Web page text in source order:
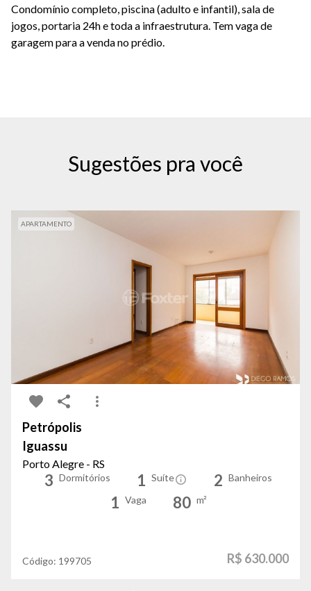
Condomínio completo, piscina (adulto e infantil), sala de
jogos, portaria 24h e toda a infraestrutura. Tem vaga de
garagem para a venda no prédio.
Sugestões pra você
APARTAMENTO
Petrópolis
Iguassu
Porto Alegre - RS
3 Dormitórios 1 Suíte 2 Banheiros
1 Vaga 80 m²
Código: 199705 R$ 630.000